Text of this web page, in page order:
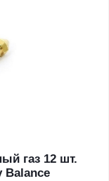
газ 12 шт.
Balance